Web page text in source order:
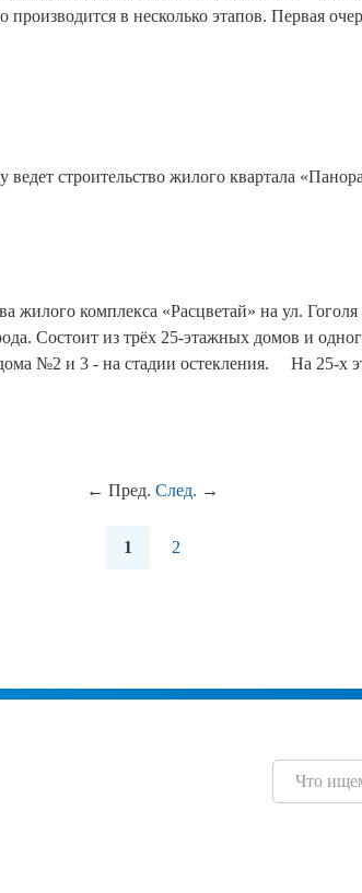
в несколько этапов. Первая
строительство жилого квартала
жилого комплекса «Расцветай» на ул.
Состоит из трёх 25-этажных домов и
№2 и 3 - на стадии остекления. ⠀ На 25-
← Пред. След. →
1 2